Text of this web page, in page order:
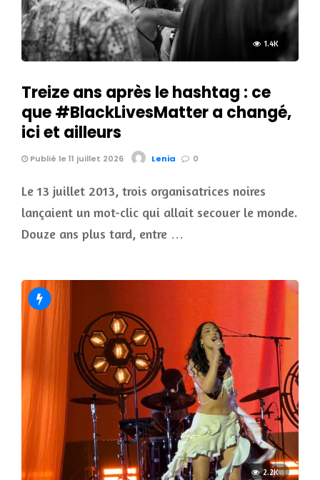
1.4K
Treize ans après le hashtag : ce
que #BlackLivesMatter a changé,
ici et ailleurs
Publié le 11 juillet 2026 Lenia 0
Le 13 juillet 2013, trois organisatrices noires
lançaient un mot-clic qui allait secouer le monde.
Douze ans plus tard, entre …
2.2K